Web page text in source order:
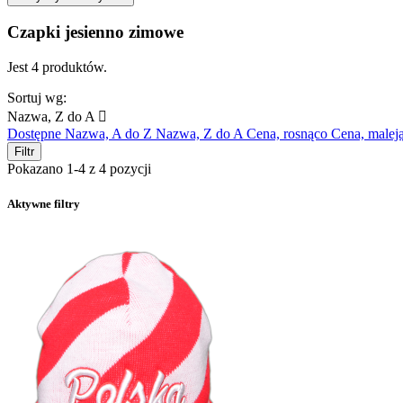
Czapki jesienno zimowe
Jest 4 produktów.
Sortuj wg:
Nazwa, Z do A 
Dostępne Nazwa, A do Z Nazwa, Z do A Cena, rosnąco Cena,
Filtr
Pokazano 1-4 z 4 pozycji
Aktywne filtry